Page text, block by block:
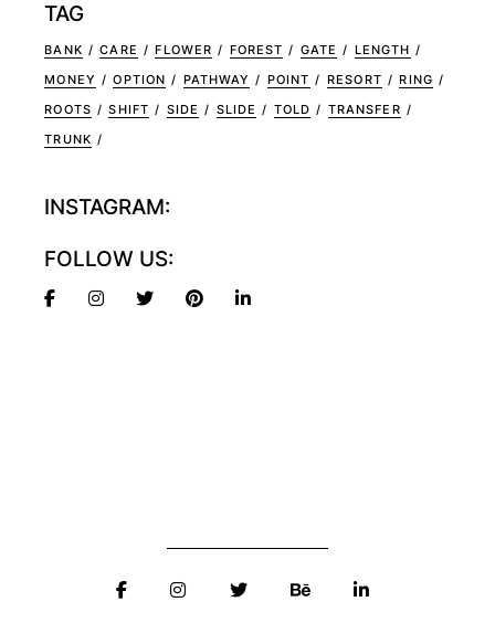
TAG
BANK CARE FLOWER FOREST GATE
LENGTH
MONEY
OPTION PATHWAY POINT RESORT
RING
ROOTS
SHIFT SIDE SLIDE TOLD
TRANSFER
TRUNK
INSTAGRAM:
FOLLOW US: